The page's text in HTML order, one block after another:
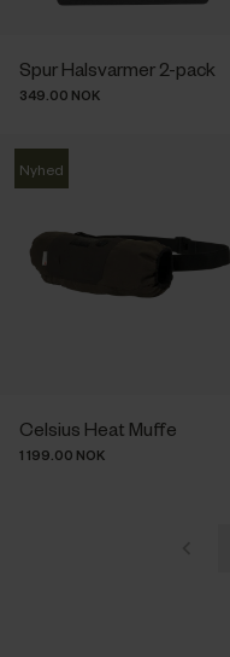
Spur Halsvarmer 2-pack
349.00 NOK
Nyhed
Celsius Heat Muffe
1 199.00 NOK